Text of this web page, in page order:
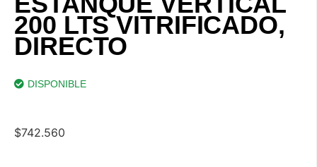
200 LTS VITRIFICADO,
DIRECTO
DISPONIBLE
$742.560